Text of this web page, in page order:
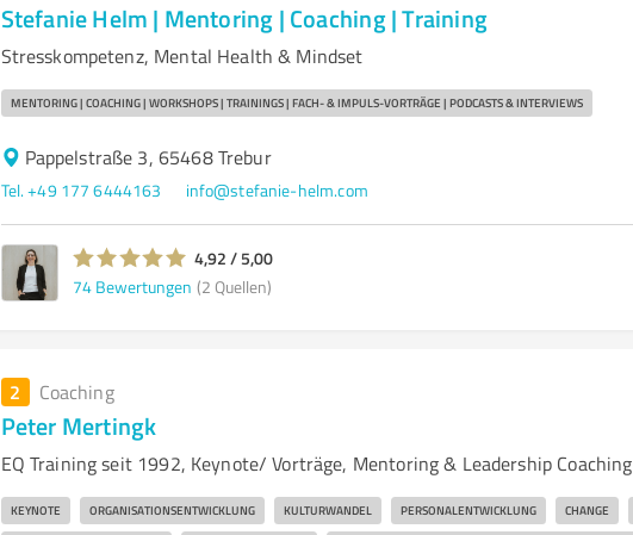
Stefanie Helm | Mentoring | Coaching | Training
Stresskompetenz, Mental Health & Mindset
MENTORING | COACHING | WORKSHOPS | TRAININGS | FACH- & IMPULS-VORTRÄGE | PODCASTS & INTERVIEWS
Pappelstraße 3, 65468 Trebur
Tel. +49 177 6444163 info@stefanie-helm.com
4,92 / 5,00
74 Bewertungen (2 Quellen)
2 Coaching
Peter Mertingk
EQ Training seit 1992, Keynote/ Vorträge, Mentoring & Leadership Coaching
KEYNOTE ORGANISATIONSENTWICKLUNG KULTURWANDEL PERSONALENTWICKLUNG CHANGE